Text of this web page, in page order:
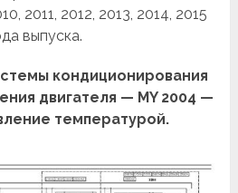
2011, 2012, 2013, 2014, 2015
выпуска.
кондиционирования
двигателя — MY 2004 —
температурой.